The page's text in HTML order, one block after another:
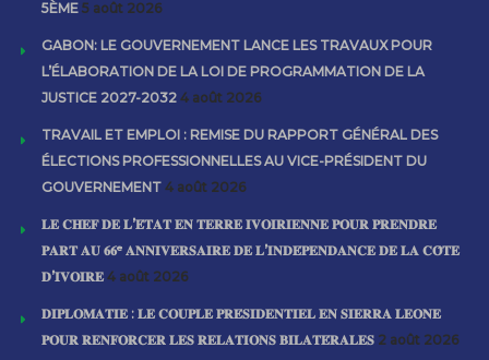
5ÈME 5 août 2026
GABON: LE GOUVERNEMENT LANCE LES TRAVAUX POUR
L’ÉLABORATION DE LA LOI DE PROGRAMMATION DE LA
JUSTICE 2027-2032 4 août 2026
TRAVAIL ET EMPLOI : REMISE DU RAPPORT GÉNÉRAL DES
ÉLECTIONS PROFESSIONNELLES AU VICE-PRÉSIDENT DU
GOUVERNEMENT 4 août 2026
𝐋𝐄 𝐂𝐇𝐄𝐅 𝐃𝐄 𝐋’𝐄́𝐓𝐀𝐓 𝐄𝐍 𝐓𝐄𝐑𝐑𝐄 𝐈𝐕𝐎𝐈𝐑𝐈𝐄𝐍𝐍𝐄 𝐏𝐎𝐔𝐑 𝐏𝐑𝐄𝐍𝐃𝐑𝐄
𝐏𝐀𝐑𝐓 𝐀𝐔 𝟔𝟔ᵉ 𝐀𝐍𝐍𝐈𝐕𝐄𝐑𝐒𝐀𝐈𝐑𝐄 𝐃𝐄 𝐋’𝐈𝐍𝐃𝐄́𝐏𝐄𝐍𝐃𝐀𝐍𝐂𝐄 𝐃𝐄 𝐋𝐀 𝐂𝐎̂𝐓𝐄
𝐃’𝐈𝐕𝐎𝐈𝐑𝐄 4 août 2026
𝐃𝐈𝐏𝐋𝐎𝐌𝐀𝐓𝐈𝐄 : 𝐋𝐄 𝐂𝐎𝐔𝐏𝐋𝐄 𝐏𝐑𝐄́𝐒𝐈𝐃𝐄𝐍𝐓𝐈𝐄𝐋 𝐄𝐍 𝐒𝐈𝐄𝐑𝐑𝐀 𝐋𝐄𝐎𝐍𝐄
𝐏𝐎𝐔𝐑 𝐑𝐄𝐍𝐅𝐎𝐑𝐂𝐄𝐑 𝐋𝐄𝐒 𝐑𝐄𝐋𝐀𝐓𝐈𝐎𝐍𝐒 𝐁𝐈𝐋𝐀𝐓𝐄́𝐑𝐀𝐋𝐄𝐒 2 août 2026